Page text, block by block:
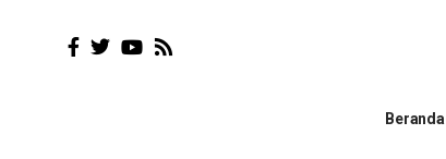
Beranda